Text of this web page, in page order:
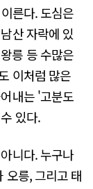
른다. 도심은
산 자락에 있
릉 등 수많은
이처럼 많은
내는 '고분도
있다.
니다. 누구나
오릉, 그리고 태